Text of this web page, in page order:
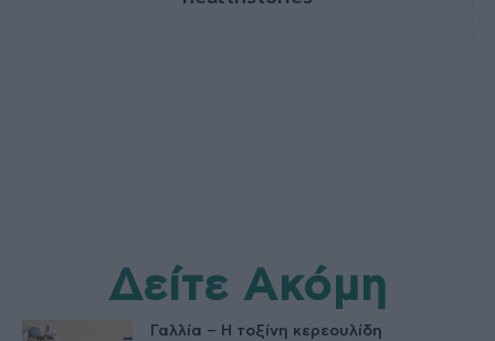
Δείτε Ακόμη
Γαλλία – Η τοξίνη κερεουλίδη